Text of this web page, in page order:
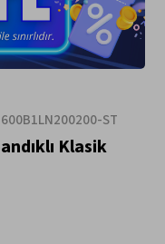
600B1LN200200-ST
Klasik